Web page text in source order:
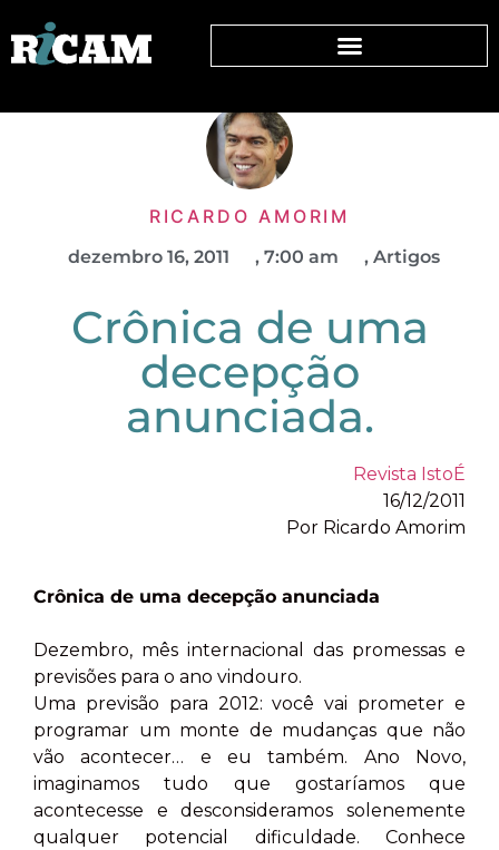
RICARDO AMORIM
dezembro 16, 2011 , 7:00 am , Artigos
Crônica de uma
decepção
anunciada.
Revista IstoÉ
16/12/2011
Por Ricardo Amorim
Crônica de uma decepção anunciada
Dezembro, mês internacional das promessas e
previsões para o ano vindouro.
Uma previsão para 2012: você vai prometer e
programar um monte de mudanças que não
vão acontecer… e eu também. Ano Novo,
imaginamos tudo que gostaríamos que
acontecesse e desconsideramos solenemente
qualquer potencial dificuldade. Conhece